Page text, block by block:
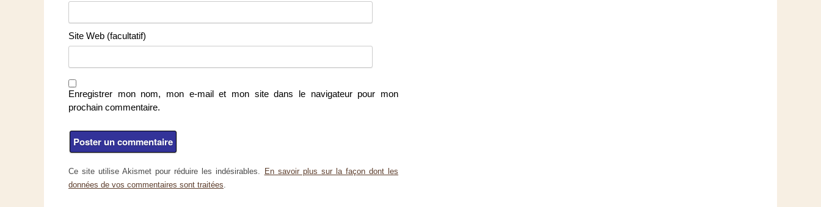
Site Web (facultatif)
Enregistrer mon nom, mon e-mail et mon site dans le navigateur pour mon
prochain commentaire.
Ce site utilise Akismet pour réduire les indésirables.
En savoir plus sur la façon dont les
données de vos commentaires sont traitées.